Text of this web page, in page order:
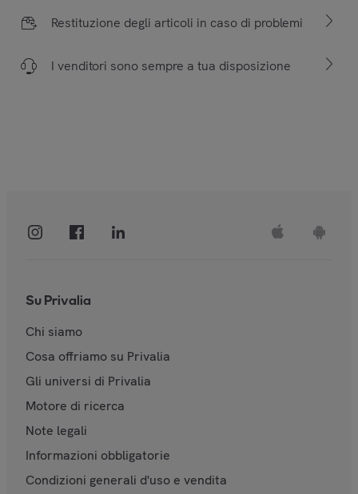
Restituzione degli articoli in caso di problemi
I venditori sono sempre a tua disposizione
Su Privalia
Chi siamo
Cosa offriamo su Privalia
Gli universi di Privalia
Motore di ricerca
Note legali
Informazioni obbligatorie
Condizioni generali d'uso e vendita